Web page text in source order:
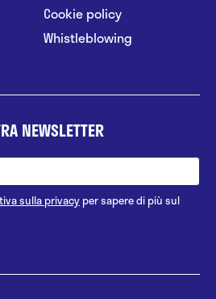
Cookie policy
Whistleblowing
NEWSLETTER
sulla privacyper sapere di più sul